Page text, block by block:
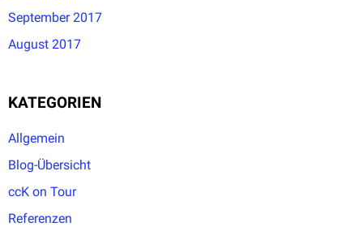
September 2017
August 2017
KATEGORIEN
Allgemein
Blog-Übersicht
ccK on Tour
Referenzen